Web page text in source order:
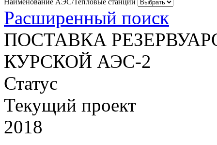
Расширенный поиск
ПОСТАВКА
КУРСКОЙ АЭС-2
Статус
Текущий проект
2018